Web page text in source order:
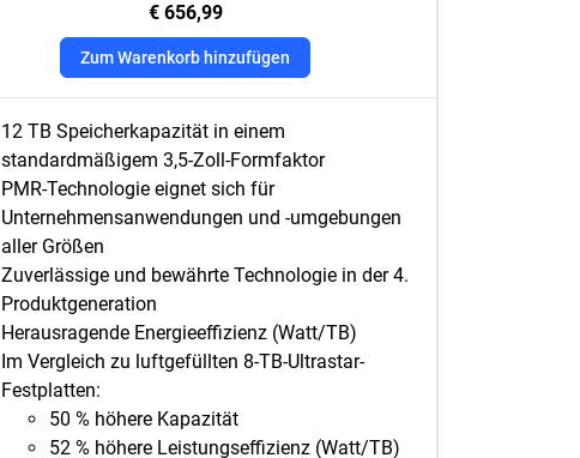
€ 656,99
Zum Warenkorb hinzufügen
12 TB Speicherkapazität in einem
standardmäßigem 3,5-Zoll-Formfaktor
PMR-Technologie eignet sich für
Unternehmensanwendungen und -umgebungen
aller Größen
Zuverlässige und bewährte Technologie in der 4.
Produktgeneration
Herausragende Energieeffizienz (Watt/TB)
Im Vergleich zu luftgefüllten 8-TB-Ultrastar-
Festplatten:
50 % höhere Kapazität
52 % höhere Leistungseffizienz (Watt/TB)